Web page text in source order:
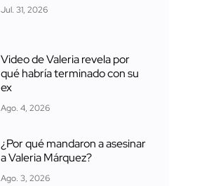
Jul. 31, 2026
Video de Valeria revela por
qué habría terminado con su
ex
Ago. 4, 2026
¿Por qué mandaron a asesinar
a Valeria Márquez?
Ago. 3, 2026